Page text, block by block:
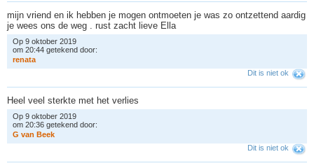
mijn vriend en ik hebben je mogen ontmoeten je was zo ontzettend aardig
je wees ons de weg . rust zacht lieve Ella
Op 9 oktober 2019
om 20:44 getekend door:
renata
Dit is niet ok
Heel veel sterkte met het verlies
Op 9 oktober 2019
om 20:36 getekend door:
G van Beek
Dit is niet ok